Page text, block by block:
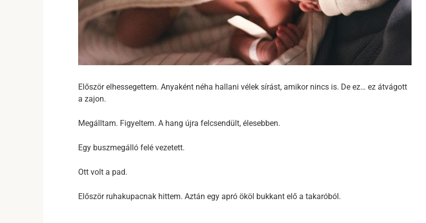
Először elhessegettem. Anyaként néha hallani vélek sírást, amikor nincs is. De ez… ez átvágott
a zajon.
Megálltam. Figyeltem. A hang újra felcsendült, élesebben.
Egy buszmegálló felé vezetett.
Ott volt a pad.
Először ruhakupacnak hittem. Aztán egy apró ököl bukkant elő a takaróból.